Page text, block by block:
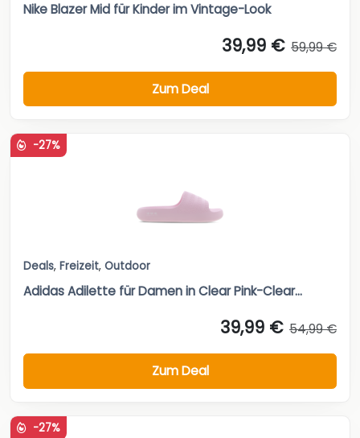
Nike Blazer Mid für Kinder im Vintage-Look
39,99 € 59,99 €
Zum Deal
-27%
Deals, Freizeit, Outdoor
Adidas Adilette für Damen in Clear Pink-Clear...
39,99 € 54,99 €
Zum Deal
-27%